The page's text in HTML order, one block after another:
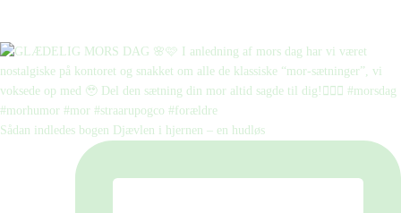
Sådan indledes bogen Djævlen i hjernen – en hudløs